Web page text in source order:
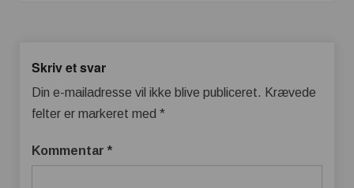
Skriv et svar
Din e-mailadresse vil ikke blive publiceret. Krævede
felter er markeret med *
Kommentar *